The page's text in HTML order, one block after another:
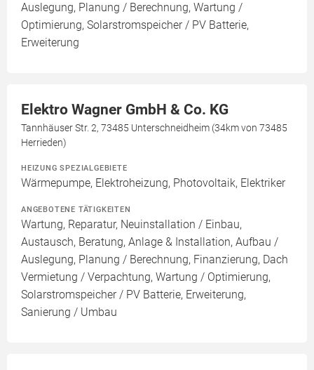
Auslegung, Planung / Berechnung, Wartung /
Optimierung, Solarstromspeicher / PV Batterie,
Erweiterung
Elektro Wagner GmbH & Co. KG
Tannhäuser Str. 2, 73485 Unterschneidheim (34km von 73485
Herrieden)
HEIZUNG SPEZIALGEBIETE
Wärmepumpe, Elektroheizung, Photovoltaik, Elektriker
ANGEBOTENE TÄTIGKEITEN
Wartung, Reparatur, Neuinstallation / Einbau,
Austausch, Beratung, Anlage & Installation, Aufbau /
Auslegung, Planung / Berechnung, Finanzierung, Dach
Vermietung / Verpachtung, Wartung / Optimierung,
Solarstromspeicher / PV Batterie, Erweiterung,
Sanierung / Umbau